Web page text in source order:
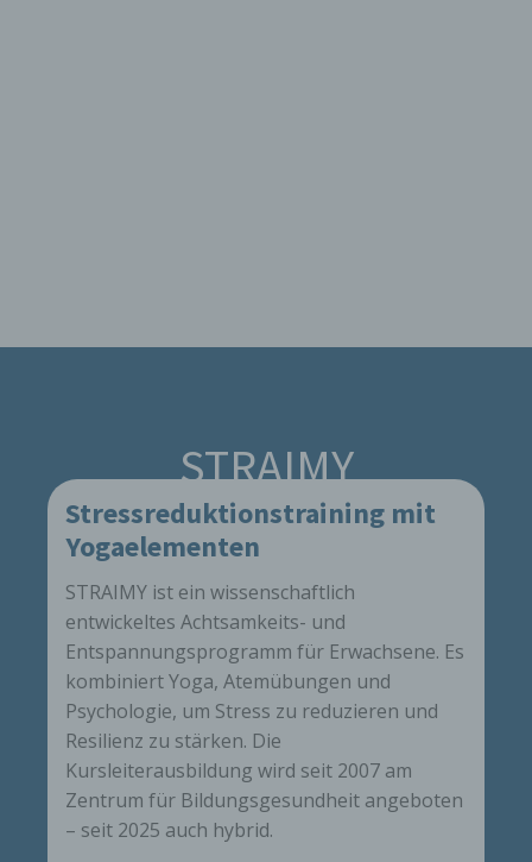
STRAIMY
Stressreduktionstraining mit
Yogaelementen
STRAIMY ist ein wissenschaftlich
entwickeltes Achtsamkeits- und
Entspannungsprogramm für Erwachsene. Es
kombiniert Yoga, Atemübungen und
Psychologie, um Stress zu reduzieren und
Resilienz zu stärken. Die
Kursleiterausbildung wird seit 2007 am
Zentrum für Bildungsgesundheit angeboten
– seit 2025 auch hybrid.